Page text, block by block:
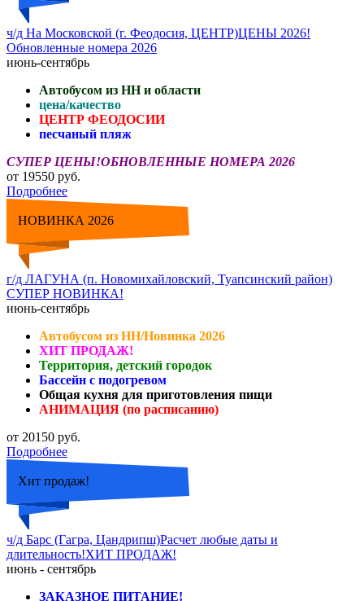
ч/д На Московской (г. Феодосия, ЦЕНТР)ЦЕНЫ 2026!
Обновленные номера 2026
июнь-сентябрь
Автобусом из НН и области
цена/качество
ЦЕНТР ФЕОДОСИИ
песчаный пляж
СУПЕР ЦЕНЫ!ОБНОВЛЕННЫЕ НОМЕРА 2026
от 19550 руб.
Подробнее
НОВИНКА 2026
г/д ЛАГУНА (п. Новомихайловский, Туапсинский район)
СУПЕР НОВИНКА!
июнь-сентябрь
Автобусом из НН/Новинка 2026
ХИТ ПРОДАЖ!
Территория, детский городок
Бассейн с подогревом
Общая кухня для приготовления пищи
АНИМАЦИЯ (по расписанию)
от 20150 руб.
Подробнее
Хит продаж!
ч/д Барс (Гагра, Цандрипш)Расчет любые даты и
длительность!ХИТ ПРОДАЖ!
июнь - сентябрь
ЗАКАЗНОЕ ПИТАНИЕ!